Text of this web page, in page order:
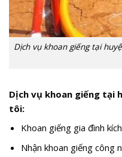
Dịch vụ khoan giếng tại
Dịch vụ khoan giếng tại
tôi:
Khoan giếng gia đình
Nhận khoan giếng